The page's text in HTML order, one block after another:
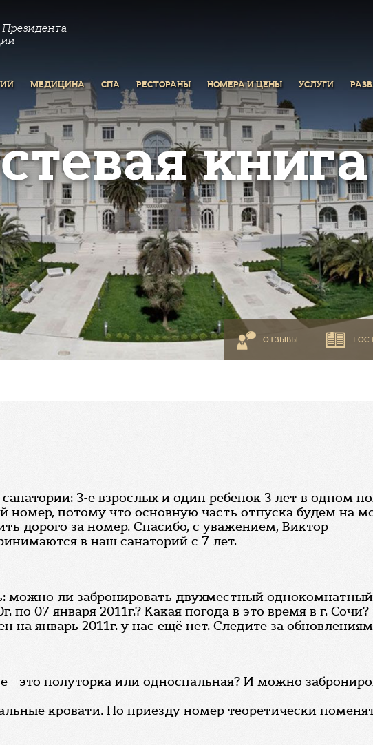
МЕДИЦИНА СПА РЕСТОРАНЫ НОМЕРА И ЦЕНЫ УСЛУГИ
книга
ОТЗЫВЫ
3-е взрослых и один ребенок 3 лет в одном
номер, потому что основную часть отпуска будем на
дорого за номер. Спасибо, с уважением, Виктор
в наш санаторий с 7 лет.
можно ли забронировать двухместный
07 января 2011г.? Какая погода в это время в г. Сочи?
январь 2011г. у нас ещё нет. Следите за
- это полуторка или односпальная? И можно
кровати. По приезду номер теоретически